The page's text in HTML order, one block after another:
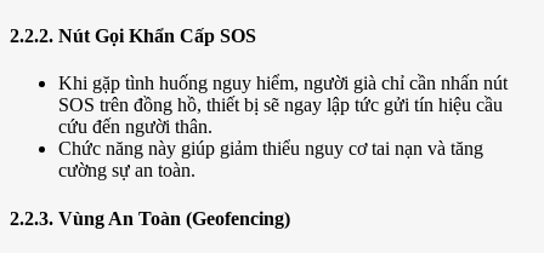
2.2.2. Nút Gọi Khẩn Cấp SOS
Khi gặp tình huống nguy hiểm, người già chỉ cần nhấn nút
SOS trên đồng hồ, thiết bị sẽ ngay lập tức gửi tín hiệu cầu
cứu đến người thân.
Chức năng này giúp giảm thiểu nguy cơ tai nạn và tăng
cường sự an toàn.
2.2.3. Vùng An Toàn (Geofencing)